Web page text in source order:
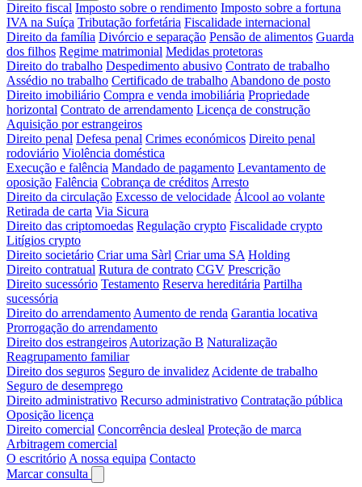
Direito fiscal Imposto sobre o rendimento Imposto sobre a fortuna
IVA na Suíça Tributação forfetária Fiscalidade internacional
Direito da família Divórcio e separação Pensão de alimentos Guarda
dos filhos Regime matrimonial Medidas protetoras
Direito do trabalho Despedimento abusivo Contrato de trabalho
Assédio no trabalho Certificado de trabalho Abandono de posto
Direito imobiliário Compra e venda imobiliária Propriedade
horizontal Contrato de arrendamento Licença de construção
Aquisição por estrangeiros
Direito penal Defesa penal Crimes económicos Direito penal
rodoviário Violência doméstica
Execução e falência Mandado de pagamento Levantamento de
oposição Falência Cobrança de créditos Arresto
Direito da circulação Excesso de velocidade Álcool ao volante
Retirada de carta Via Sicura
Direito das criptomoedas Regulação crypto Fiscalidade crypto
Litígios crypto
Direito societário Criar uma Sàrl Criar uma SA Holding
Direito contratual Rutura de contrato CGV Prescrição
Direito sucessório Testamento Reserva hereditária Partilha
sucessória
Direito do arrendamento Aumento de renda Garantia locativa
Prorrogação do arrendamento
Direito dos estrangeiros Autorização B Naturalização
Reagrupamento familiar
Direito dos seguros Seguro de invalidez Acidente de trabalho
Seguro de desemprego
Direito administrativo Recurso administrativo Contratação pública
Oposição licença
Direito comercial Concorrência desleal Proteção de marca
Arbitragem comercial
O escritório A nossa equipa Contacto
Marcar consulta